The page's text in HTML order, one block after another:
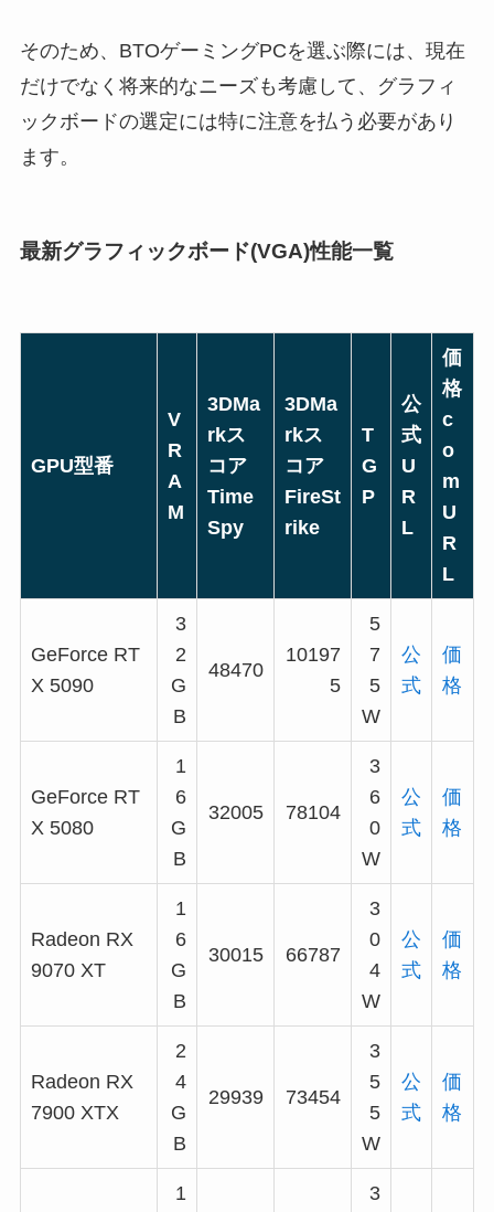
そのため、BTOゲーミングPCを選ぶ際には、現在
だけでなく将来的なニーズも考慮して、グラフィ
ックボードの選定には特に注意を払う必要があり
ます。
最新グラフィックボード(VGA)性能一覧
GPU型番
V
R
A
M
3DMa
rkス
コア
Time
Spy
3DMa
rkス
コア
FireSt
rike
T
G
P
公
式
U
R
L
価
格
c
o
m
U
R
L
GeForce RT
X 5090
3
2
G
B
48470
10197
5
5
7
5
W
公
式
価
格
GeForce RT
X 5080
1
6
G
B
32005 78104
3
6
0
W
公
式
価
格
Radeon RX
9070 XT
1
6
G
B
30015 66787
3
0
4
W
公
式
価
格
Radeon RX
7900 XTX
2
4
G
B
29939 73454
3
5
5
W
公
式
価
格
1
3